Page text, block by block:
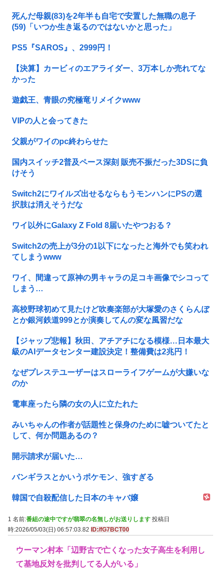
死んだ母親(83)を2年半も自宅で安置した無職の息子
(59)「いつか生き返るのではないかと思った」
PS5『SAROS』、2999円！
【決算】カービィのエアライダー、3万本しか売れてな
かった
遊戯王、青眼の究極竜リメイクwww
VIPの人と会ってきた
父親がワイのpc終わらせた
国内スイッチ2普及ペース深刻 販売不振だった3DSに負
けそう
Switch2にワイルズ出せるならもうモンハンにPSの選
択肢は消えそうだな
ワイ以外にGalaxy Z Fold 8届いたやつおる？
Switch2の売上が3分の1以下になったと海外でも笑われ
てしまうwww
ワイ、間違って原神の男キャラの足コキ画像でシコって
しまう…
高校野球初めて見たけど吹奏楽部が大塚愛のさくらんぼ
とか銀河鉄道999とか演奏してんの変な風習だな
【ジャップ悲報】秋田、アチアチになる模様…日本最大
級のAIデータセンター建設決定！整備費は2兆円！
なぜプレステユーザーはスローライフゲームが大嫌いな
のか
電車座ったら隣の女の人に立たれた
みいちゃんの作者が話題性と保身のために嘘ついてたと
して、何か問題あるの？
開示請求が届いた…
バンギラスとかいうポケモン、強すぎる
韓国で自殺配信した日本のキャバ嬢
1 名前:番組の途中ですが翡翠の名無しがお送りします 投稿日
時:2026/05/03(日) 06:57:03.82
ID:/fG7BCT00
ウーマン村本「辺野古で亡くなった女子高生を利用し
て基地反対を批判してる人がいる」